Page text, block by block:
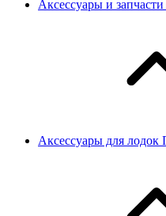
Аксессуары и
Аксессуары для